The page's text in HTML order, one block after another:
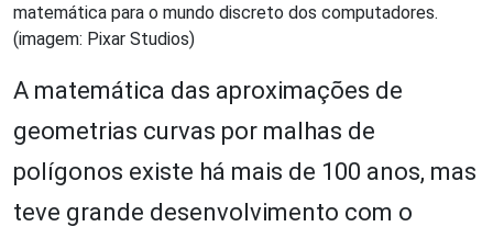
matemática para o mundo discreto dos computadores.
(imagem: Pixar Studios)
A matemática das aproximações de
geometrias curvas por malhas de
polígonos existe há mais de 100 anos, mas
teve grande desenvolvimento com o